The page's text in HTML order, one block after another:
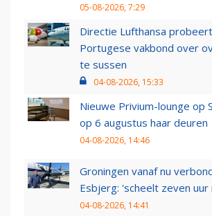
05-08-2026, 7:29
Directie Lufthansa
Portugese vakbond over
te sussen
04-08-2026, 15:33
Nieuwe Privium-lounge op
op 6 augustus haar deuren
04-08-2026, 14:46
Groningen vanaf nu
Esbjerg: 'scheelt zeven uur
04-08-2026, 14:41